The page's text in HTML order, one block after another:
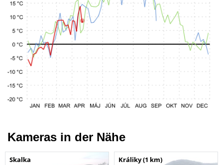
Kameras in der Nähe
Skalka Králiky (1 km)